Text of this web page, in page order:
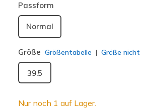
Passform
Normal
Größe Größentabelle Größe nicht
39.5
Nur noch 1 auf Lager.